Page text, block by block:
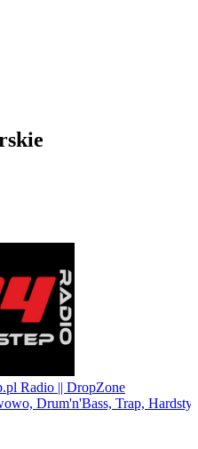
Radio || DropZone
Drum'n'Bass, Trap,